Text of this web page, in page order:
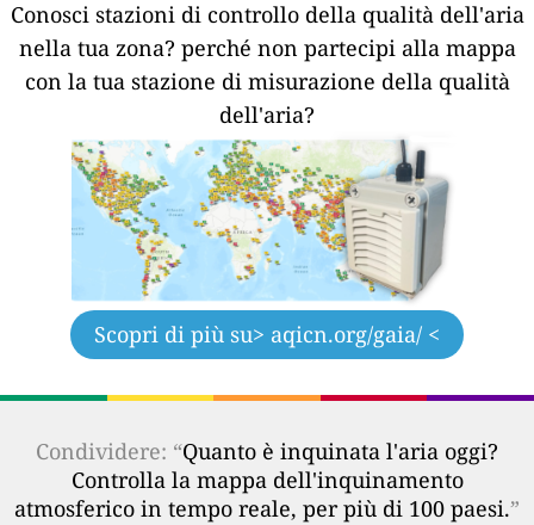
Conosci stazioni di controllo della qualità dell'aria
nella tua zona? perché non partecipi alla mappa
con la tua stazione di misurazione della qualità
dell'aria?
Scopri di più su> aqicn.org/gaia/ <
Condividere: “Quanto è inquinata l'aria oggi?
Controlla la mappa dell'inquinamento
atmosferico in tempo reale, per più di 100 paesi.”